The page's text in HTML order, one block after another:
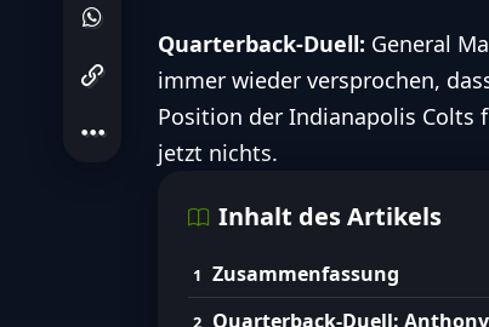
FolgeColts
Lies den Artikel um noch
Die
Quarterback-Duell: General
immer wieder versprochen,
Position der Indianapolis Colts
jetzt nichts.
Inhalt des Artikels
Zusammenfassung
Quarterback-Duell: Anthony